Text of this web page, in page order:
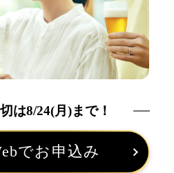
は8/24(月)まで！
でお申込み